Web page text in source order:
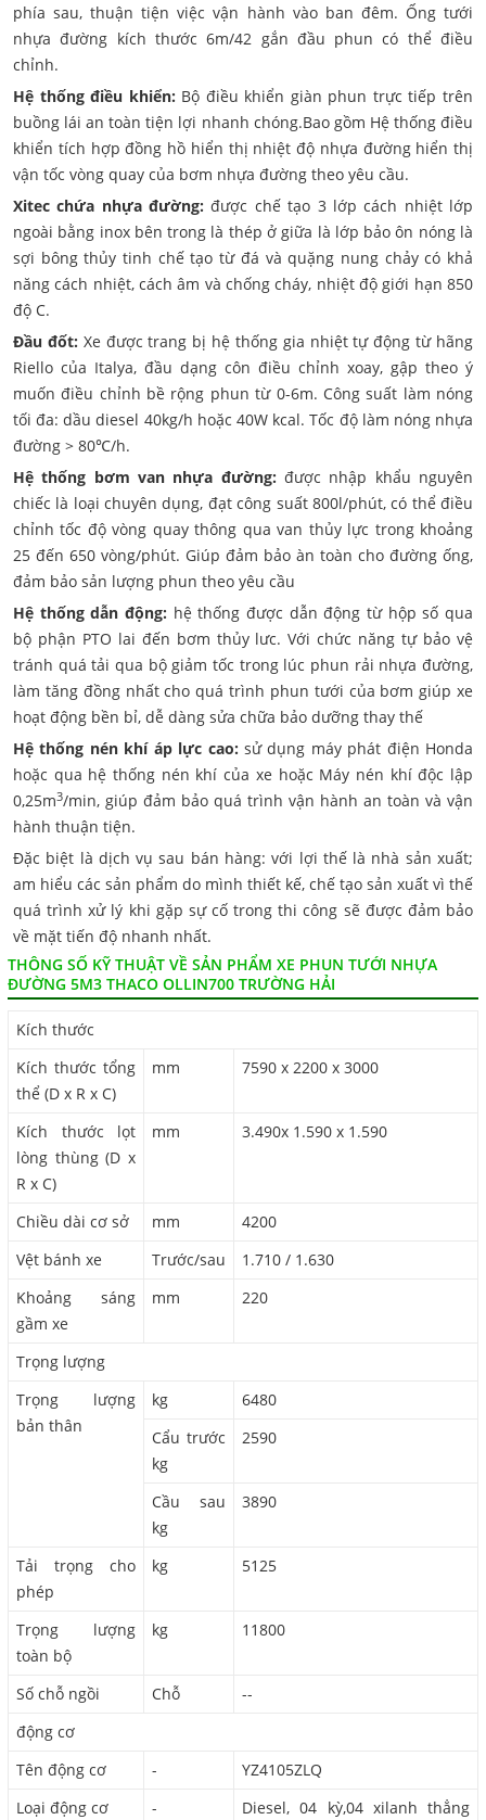
phía sau, thuận tiện việc vận hành vào ban đêm. Ống tưới
nhựa đường kích thước 6m/42 gắn đầu phun có thể điều
chỉnh.
Hệ thống điều khiển: Bộ điều khiển giàn phun trực tiếp trên
buồng lái an toàn tiện lợi nhanh chóng.Bao gồm Hệ thống điều
khiển tích hợp đồng hồ hiển thị nhiệt độ nhựa đường hiển thị
vận tốc vòng quay của bơm nhựa đường theo yêu cầu.
Xitec chứa nhựa đường: được chế tạo 3 lớp cách nhiệt lớp
ngoài bằng inox bên trong là thép ở giữa là lớp bảo ôn nóng là
sợi bông thủy tinh chế tạo từ đá và quặng nung chảy có khả
năng cách nhiệt, cách âm và chống cháy, nhiệt độ giới hạn 850
độ C.
Đầu đốt: Xe được trang bị hệ thống gia nhiệt tự động từ hãng
Riello của Italya, đầu dạng côn điều chỉnh xoay, gập theo ý
muốn điều chỉnh bề rộng phun từ 0-6m. Công suất làm nóng
tối đa: dầu diesel 40kg/h hoặc 40W kcal. Tốc độ làm nóng nhựa
đường > 80℃/h.
Hệ thống bơm van nhựa đường: được nhập khẩu nguyên
chiếc là loại chuyên dụng, đạt công suất 800l/phút, có thể điều
chỉnh tốc độ vòng quay thông qua van thủy lực trong khoảng
25 đến 650 vòng/phút. Giúp đảm bảo àn toàn cho đường ống,
đảm bảo sản lượng phun theo yêu cầu
Hệ thống dẫn động: hệ thống được dẫn động từ hộp số qua
bộ phận PTO lai đến bơm thủy lưc. Với chức năng tự bảo vệ
tránh quá tải qua bộ giảm tốc trong lúc phun rải nhựa đường,
làm tăng đồng nhất cho quá trình phun tưới của bơm giúp xe
hoạt động bền bỉ, dễ dàng sửa chữa bảo dưỡng thay thế
Hệ thống nén khí áp lực cao: sử dụng máy phát điện Honda
hoặc qua hệ thống nén khí của xe hoặc Máy nén khí độc lập
0,25m3/min, giúp đảm bảo quá trình vận hành an toàn và vận
hành thuận tiện.
Đặc biệt là dịch vụ sau bán hàng: với lợi thế là nhà sản xuất;
am hiểu các sản phẩm do mình thiết kế, chế tạo sản xuất vì thế
quá trình xử lý khi gặp sự cố trong thi công sẽ được đảm bảo
về mặt tiến độ nhanh nhất.
THÔNG SỐ KỸ THUẬT VỀ SẢN PHẨM XE PHUN TƯỚI NHỰA
ĐƯỜNG 5M3 THACO OLLIN700 TRƯỜNG HẢI
Kích thước
Kích thước tổng
thể (D x R x C)
mm 7590 x 2200 x 3000
Kích thước lọt
lòng thùng (D x
R x C)
mm 3.490x 1.590 x 1.590
Chiều dài cơ sở mm
4200
Vệt bánh xe
Trước/sau
1.710 / 1.630
Khoảng sáng
gầm xe
mm 220
Trọng lượng
Trọng lượng
bản thân
kg
6480
Cẩu trước
kg
2590
Cầu sau
kg
3890
Tải trọng cho
phép
kg 5125
Trọng lượng
toàn bộ
kg 11800
Số chỗ ngồi Chỗ
--
động cơ
Tên động cơ
-
YZ4105ZLQ
Loại động cơ
- Diesel, 04 kỳ,04 xilanh thẳng